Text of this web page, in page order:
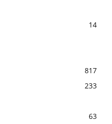
14
817
233
63